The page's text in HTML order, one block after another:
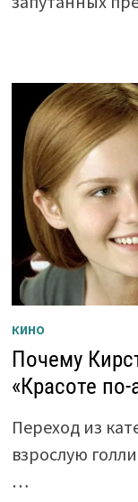
КИНО
Почему
«Красоте
Переход из
взрослую
…